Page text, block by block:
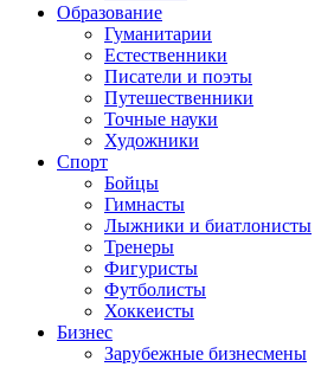
Образование
Гуманитарии
Естественники
Писатели и поэты
Путешественники
Точные науки
Художники
Спорт
Бойцы
Гимнасты
Лыжники и биатлонисты
Тренеры
Фигуристы
Футболисты
Хоккеисты
Бизнес
Зарубежные бизнесмены